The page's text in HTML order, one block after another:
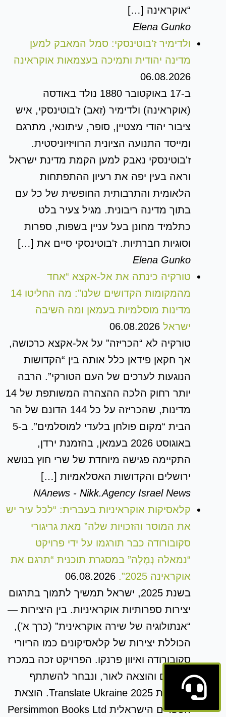
“אוקראינה […]
Elena Gunko
ולדימיר ז'בוטינסקי: סמל המאבק למען
מדינה יהודית ותמיכה בעצמאות אוקראינה
06.08.2026
ב-17 באוקטובר 1880 נולד באודסה
(אוקראינה) ולדימיר (זאב) ז'בוטינסקי, איש
ציבור יהודי מצטיין, סופר, עיתונאי, מתרגם
ומייסד התנועה הציונית הרוויזיוניסטית.
ז'בוטינסקי נאבק למען הקמת מדינת ישראל
וראה בעין יפה את רעיון ההתפתחות
הלאומית והתרבותית החופשית של כל עם
בתוך מדינה ריבונית. מגיל צעיר בלט
כתלמיד מחונן בעל עניין בשפות, ספרות
וסוגיות חברתיות. ז'בוטינסקי סיים את […]
Elena Gunko
טורקיה כינתה את אל-אקצא “אחד
מהמקומות הקדושים שלנו”: מה החליטו 14
מדינות מוסלמיות בעמאן ומה השיבה
ישראל 06.08.2026
טורקיה לא “הכריזה” על אל-אקצא כרכושה,
אך חקאן פידאן כלל אותה בין “הקדושות
הנוגעות לערכים של העם הטורקי”. הרבה
יותר רחוק הלכה ההצהרה המשותפת של 14
מדינות, שהכריזה על כל 144 הדונם של הר
הבית “מקום פולחן בלעדי למוסלמים”. ב-5
באוגוסט 2026 בעמאן, בהזמנת ירדן,
התקיימה פגישה מיוחדת של שרי חוץ בנושא
ירושלים והקדושות האסלאמיות […]
NAnews - Nikk.Agency Israel News
קלאסיקות אוקראיניות בעברית: “לכל עיר יש
את המוסר והזכויות שלה” מאת גריגורי
סקובורודה כבר תורגמו על ידי פרויקט
“נמאלה נְמָלָה” במסגרת תוכנית “תרגם את
אוקראינה 2025”.
06.08.2026
בשנת 2025, ישראל תמשיך לתמוך בתרגום
יצירות ספרותיות אוקראיניות. בין היצירות —
“אנתולוגיה של שירה אוקראינית” (כרך א’),
הכוללת יצירות של קלאסיקונים כמו הריורי
סקובורודה ואיוון פרנקו. הפרויקט זכה במכרז
לתרגום והוצאה לאור, ונבחר להשתתף
בתוכנית Translate Ukraine 2025. הוצאת
הספרים הישראלית Persimmon Books Ltd